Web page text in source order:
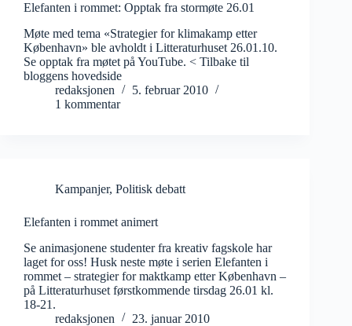
Elefanten i rommet: Opptak fra stormøte 26.01
Møte med tema «Strategier for klimakamp etter
København» ble avholdt i Litteraturhuset 26.01.10.
Se opptak fra møtet på YouTube. < Tilbake til
bloggens hovedside
redaksjonen
5. februar 2010
1 kommentar
Kampanjer, Politisk debatt
Elefanten i rommet animert
Se animasjonene studenter fra kreativ fagskole har
laget for oss! Husk neste møte i serien Elefanten i
rommet – strategier for maktkamp etter København –
på Litteraturhuset førstkommende tirsdag 26.01 kl.
18-21.
redaksjonen
23. januar 2010